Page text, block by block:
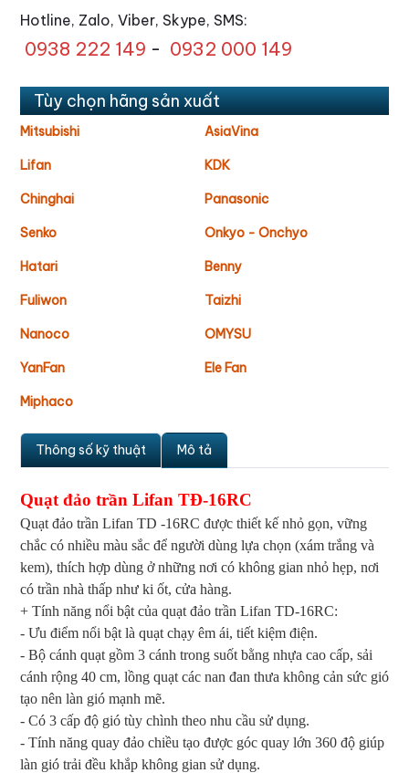
Hotline, Zalo, Viber, Skype, SMS:
0938 222 149 - 0932 000 149
Tùy chọn hãng sản xuất
Mitsubishi AsiaVina
Lifan KDK
Chinghai Panasonic
Senko Onkyo - Onchyo
Hatari Benny
Fuliwon Taizhi
Nanoco OMYSU
YanFan Ele Fan
Miphaco
Thông số kỹ thuật Mô tả
Quạt đảo trần Lifan TĐ-16RC
Quạt đảo trần Lifan TD -16RC được thiết kế nhỏ gọn, vững
chắc có nhiều màu sắc để người dùng lựa chọn (xám trắng và
kem), thích hợp dùng ở những nơi có không gian nhỏ hẹp, nơi
có trần nhà thấp như ki ốt, cửa hàng.
+ Tính năng nổi bật của quạt đảo trần Lifan TD-16RC:
- Ưu điểm nổi bật là quạt chạy êm ái, tiết kiệm điện.
- Bộ cánh quạt gồm 3 cánh trong suốt bằng nhựa cao cấp, sải
cánh rộng 40 cm, lồng quạt các nan đan thưa không cản sức gió
tạo nên làn gió mạnh mẽ.
- Có 3 cấp độ gió tùy chình theo nhu cầu sử dụng.
- Tính năng quay đảo chiều tạo được góc quay lớn 360 độ giúp
làn gió trải đều khắp không gian sử dụng.